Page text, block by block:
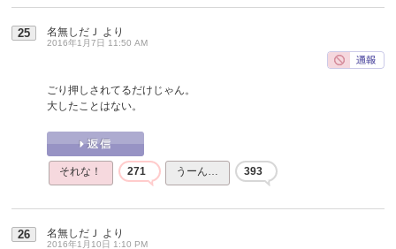
25 名無しだＪ より
2016年1月7日 11:50 AM
ごり押しされてるだけじゃん。
大したことはない。
それな！ 271 うーん… 393
26 名無しだＪ より
2016年1月10日 1:10 PM